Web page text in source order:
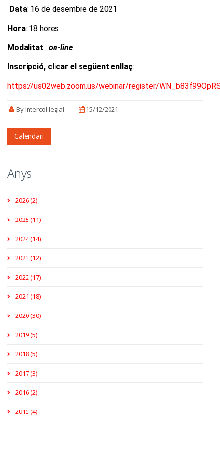
Data: 16 de desembre de 2021
Hora: 18 hores
Modalitat : on-line
Inscripció, clicar el següent enllaç:
https://us02web.zoom.us/webinar/register/
By intercol·legial 15/12/2021
Calendari
Anys
2026 (2)
2025 (11)
2024 (14)
2023 (12)
2022 (17)
2021 (18)
2020 (30)
2019 (5)
2018 (5)
2017 (3)
2016 (2)
2015 (4)